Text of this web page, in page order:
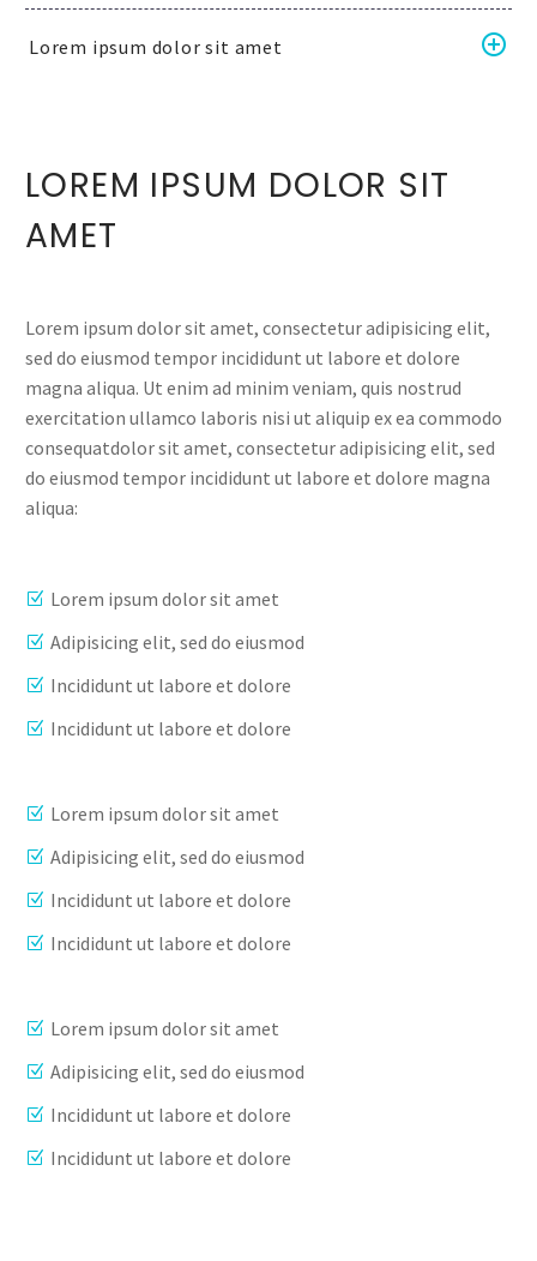
Lorem ipsum dolor sit amet
LOREM IPSUM DOLOR SIT
AMET
Lorem ipsum dolor sit amet, consectetur adipisicing elit,
sed do eiusmod tempor incididunt ut labore et dolore
magna aliqua. Ut enim ad minim veniam, quis nostrud
exercitation ullamco laboris nisi ut aliquip ex ea commodo
consequatdolor sit amet, consectetur adipisicing elit, sed
do eiusmod tempor incididunt ut labore et dolore magna
aliqua:
Lorem ipsum dolor sit amet
Adipisicing elit, sed do eiusmod
Incididunt ut labore et dolore
Incididunt ut labore et dolore
Lorem ipsum dolor sit amet
Adipisicing elit, sed do eiusmod
Incididunt ut labore et dolore
Incididunt ut labore et dolore
Lorem ipsum dolor sit amet
Adipisicing elit, sed do eiusmod
Incididunt ut labore et dolore
Incididunt ut labore et dolore